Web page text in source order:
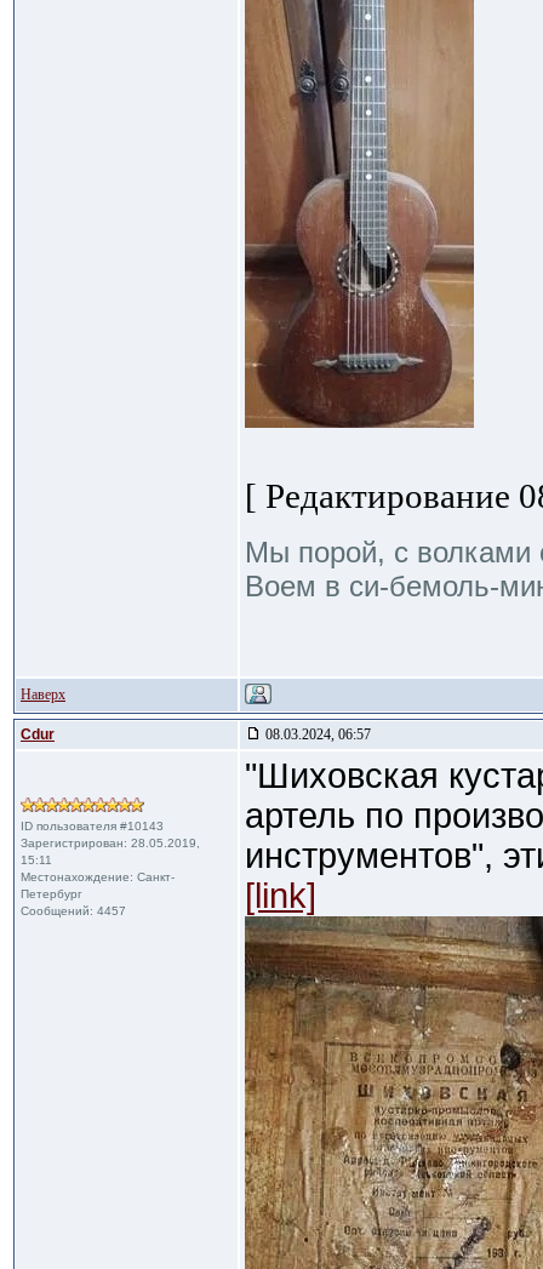
[ Редактирование
Мы порой, с волками
Воем в си-бемоль-
Наверх
Cdur 08.03.2024, 06:57
ID пользователя #10143
Зарегистрирован: 28.05.2019,
15:11
Местонахождение: Санкт-
Петербург
Сообщений: 4457
"Шиховская
артель по
инструментов",
[link]